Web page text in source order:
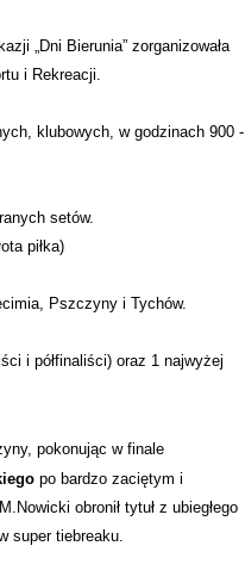
„Dni Bierunia” zorganizowała
i Rekreacji.
klubowych, w godzinach 900 -
setów.
piłka)
Pszczyny i Tychów.
i półfinaliści) oraz 1 najwyżej
pokonując w finale
po bardzo zaciętym i
obronił tytuł z ubiegłego
super tiebreaku.